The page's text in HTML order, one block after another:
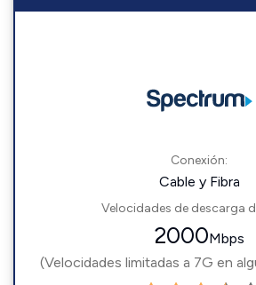
Conexión:
Cable y Fibra
Velocidades de descarga
2000Mbps
(Velocidades limitadas a 7G en